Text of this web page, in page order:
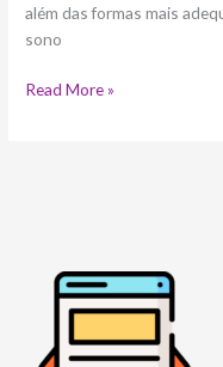
além das formas mais
sono
Read More »